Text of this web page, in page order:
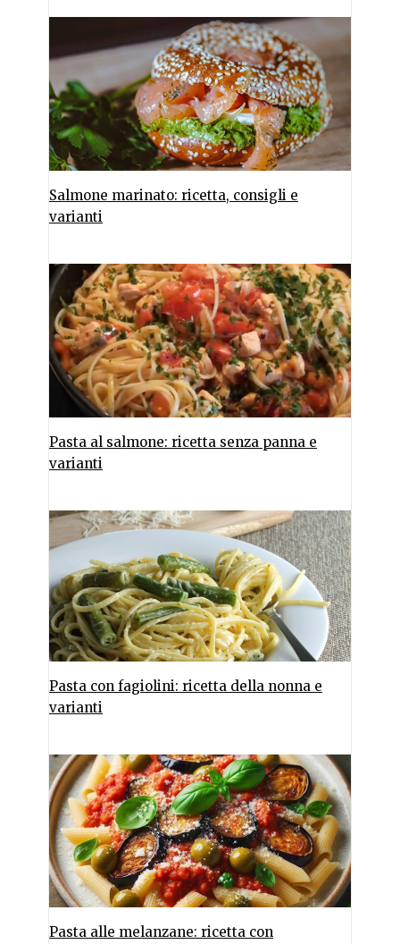
Salmone marinato: ricetta, consigli e
varianti
Pasta al salmone: ricetta senza panna e
varianti
Pasta con fagiolini: ricetta della nonna e
varianti
Pasta alle melanzane: ricetta con